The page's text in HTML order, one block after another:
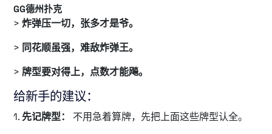
GG德州扑克
> 炸弹压一切，张多才是爷。
> 同花顺虽强，难敌炸弹王。
> 牌型要对得上，点数才能飚。
给新手的建议：
1. 先记牌型：
不用急着算牌，先把上面这些牌型认全。